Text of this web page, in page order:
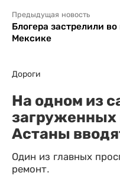
Предыдущая новость
Блогера застрелили
Мексике
Дороги
На одном из
загруженных
Астаны
Один из главных
ремонт.